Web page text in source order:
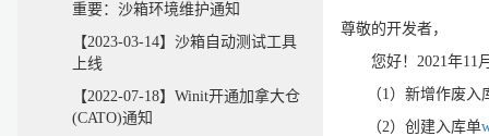
重要：沙箱环境维护通知
【2023-03-14】沙箱自动测试工具
上线
【2022-07-18】Winit开通加拿大仓
(CATO)通知
尊敬的开发者，
您好！2021年11月
（1）新增作废入
（2）创建入库单